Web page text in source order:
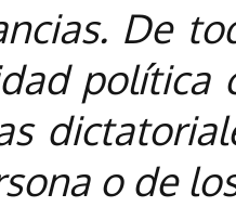
De
política
o de